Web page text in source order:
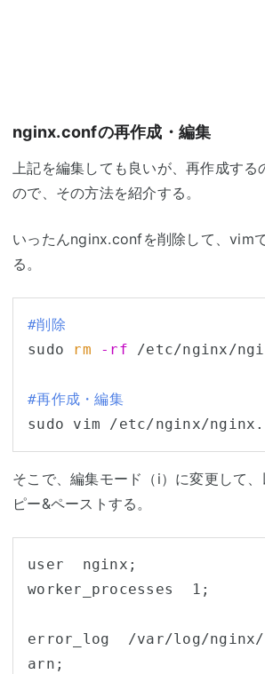
nginx.confの再作成・編集
上記を編集しても良いが、再作成する
ので、その方法を紹介する。
いったんnginx.confを削除して、vim
る。
#削除
sudo rm -rf /etc/nginx/
#再作成・編集
そこで、編集モード（i）に変更して
ピー&ペーストする。
user  nginx;
worker_processes  1;
error_log  /var/log/
arn;